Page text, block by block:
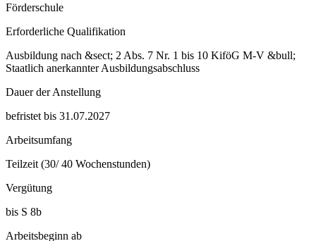
Förderschule
Erforderliche Qualifikation
Ausbildung nach &sect; 2 Abs. 7 Nr. 1 bis 10 KiföG M-V &bull;
Staatlich anerkannter Ausbildungsabschluss
Dauer der Anstellung
befristet bis 31.07.2027
Arbeitsumfang
Teilzeit (30/ 40 Wochenstunden)
Vergütung
bis S 8b
Arbeitsbeginn ab